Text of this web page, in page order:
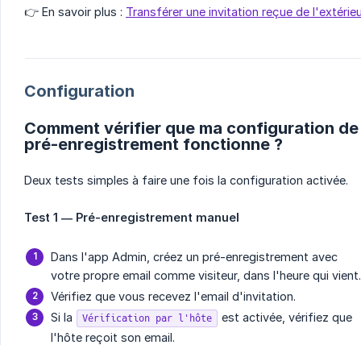
👉 En savoir plus : Transférer une invitation reçue de
Configuration
Comment vérifier que ma configuration de
pré-enregistrement fonctionne ?
Deux tests simples à faire une fois la configuration activée.
Test 1 — Pré-enregistrement manuel
Dans l'app Admin, créez un pré-enregistrement avec
votre propre email comme visiteur, dans l'heure qui vient.
Vérifiez que vous recevez l'email d'invitation.
Si la
Vérification par l'hôte
est activée, vérifiez que
l'hôte reçoit son email.